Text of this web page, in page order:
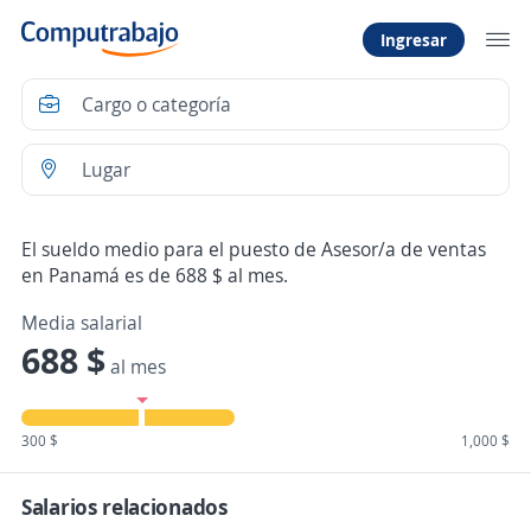
Ingresar
El sueldo medio para el puesto de Asesor/a de ventas
en Panamá es de 688 $ al mes.
Media salarial
688 $al mes
300 $ 1,000 $
Salarios relacionados